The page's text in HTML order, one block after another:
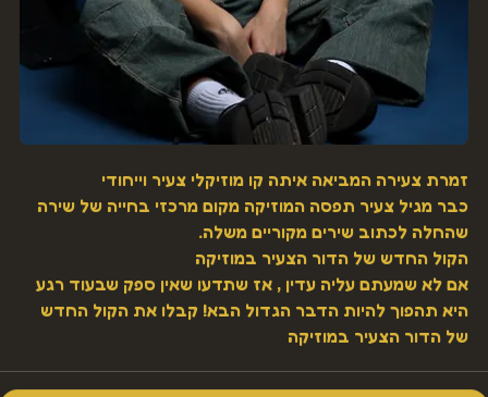
זמרת צעירה המביאה איתה קו מוזיקלי צעיר וייחודי
שהחלה לכתוב שירים מקוריים משלה.
הקול החדש של הדור הצעיר במוזיקה
של הדור הצעיר במוזיקה